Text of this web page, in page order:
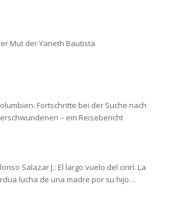
Mut der Yaneth Bautista
Fortschritte bei der Suche nach
– ein Reisebericht
Salazar J.: El largo vuelo del cirirí. La
lucha de una madre por su hijo